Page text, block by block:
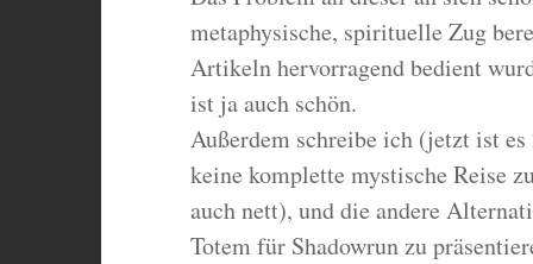
metaphysische, spirituelle Zug
Artikeln hervorragend bedient
ist ja auch schön.
Außerdem schreibe ich (jetzt ist
keine komplette mystische Reise
auch nett), und die andere
Totem für Shadowrun zu